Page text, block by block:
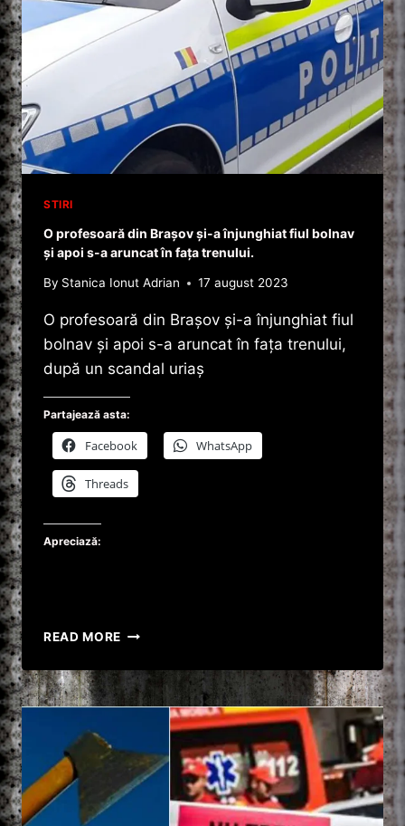
DIN
TIMIŞOARA,
A
ÎNCERCAT
SĂ
SCAPE.
STIRI
O profesoară din Brașov și-a înjunghiat fiul bolnav
și apoi s-a aruncat în fața trenului.
By Stanica Ionut Adrian 17 august 2023
O profesoară din Brașov și-a înjunghiat fiul
bolnav și apoi s-a aruncat în fața trenului,
după un scandal uriaș
Partajează asta:
Facebook WhatsApp
Threads
Apreciază:
READ MORE O
DIN
BRAȘOV
ȘI-
ÎNJUNGHIAT
FIUL
BOLNAV
ȘI